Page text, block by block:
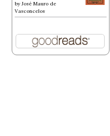
by José Mauro de
Vasconcelos